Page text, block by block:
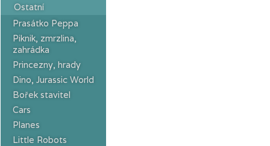
Ostatní
Prasátko Peppa
Piknik, zmrzlina,
zahrádka
Princezny, hrady
Dino, Jurassic World
Bořek stavitel
Cars
Planes
Little Robots